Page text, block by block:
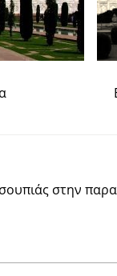
στην